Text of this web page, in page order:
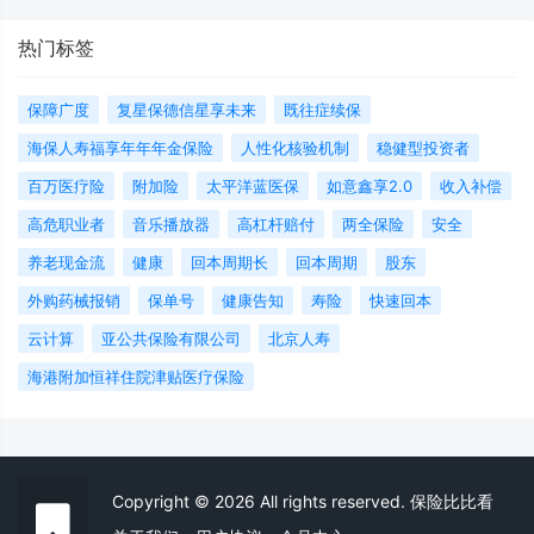
热门标签
保障广度 复星保德信星享未来
既往症续保
海保人寿福享年年年金保险
人性化核验机制
稳健型投资者
百万医疗险
附加险 太平洋蓝医保 如意鑫享2.0
收入补偿
高危职业者
音乐播放器 高杠杆赔付 两全保险
安全
养老现金流
健康 回本周期长 回本周期
股东
外购药械报销
保单号 健康告知 寿险
快速回本
云计算
亚公共保险有限公司
北京人寿
海港附加恒祥住院津贴医疗保险
Copyright © 2026 All rights reserved. 保险比比看